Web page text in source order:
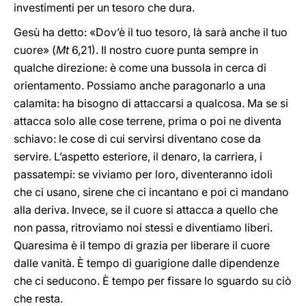
investimenti per un tesoro che dura.
Gesù ha detto: «Dov’è il tuo tesoro, là sarà anche il tuo
cuore» (Mt6,21). Il nostro cuore punta sempre in
qualche direzione: è come una bussola in cerca di
orientamento. Possiamo anche paragonarlo a una
calamita: ha bisogno di attaccarsi a qualcosa. Ma se si
attacca solo alle cose terrene, prima o poi ne diventa
schiavo: le cose di cui servirsi diventano cose da
servire. L’aspetto esteriore, il denaro, la carriera, i
passatempi: se viviamo per loro, diventeranno idoli
che ci usano, sirene che ci incantano e poi ci mandano
alla deriva. Invece, se il cuore si attacca a quello che
non passa, ritroviamo noi stessi e diventiamo liberi.
Quaresima è il tempo di grazia per liberare il cuore
dalle vanità. È tempo di guarigione dalle dipendenze
che ci seducono. È tempo per fissare lo sguardo su ciò
che resta.